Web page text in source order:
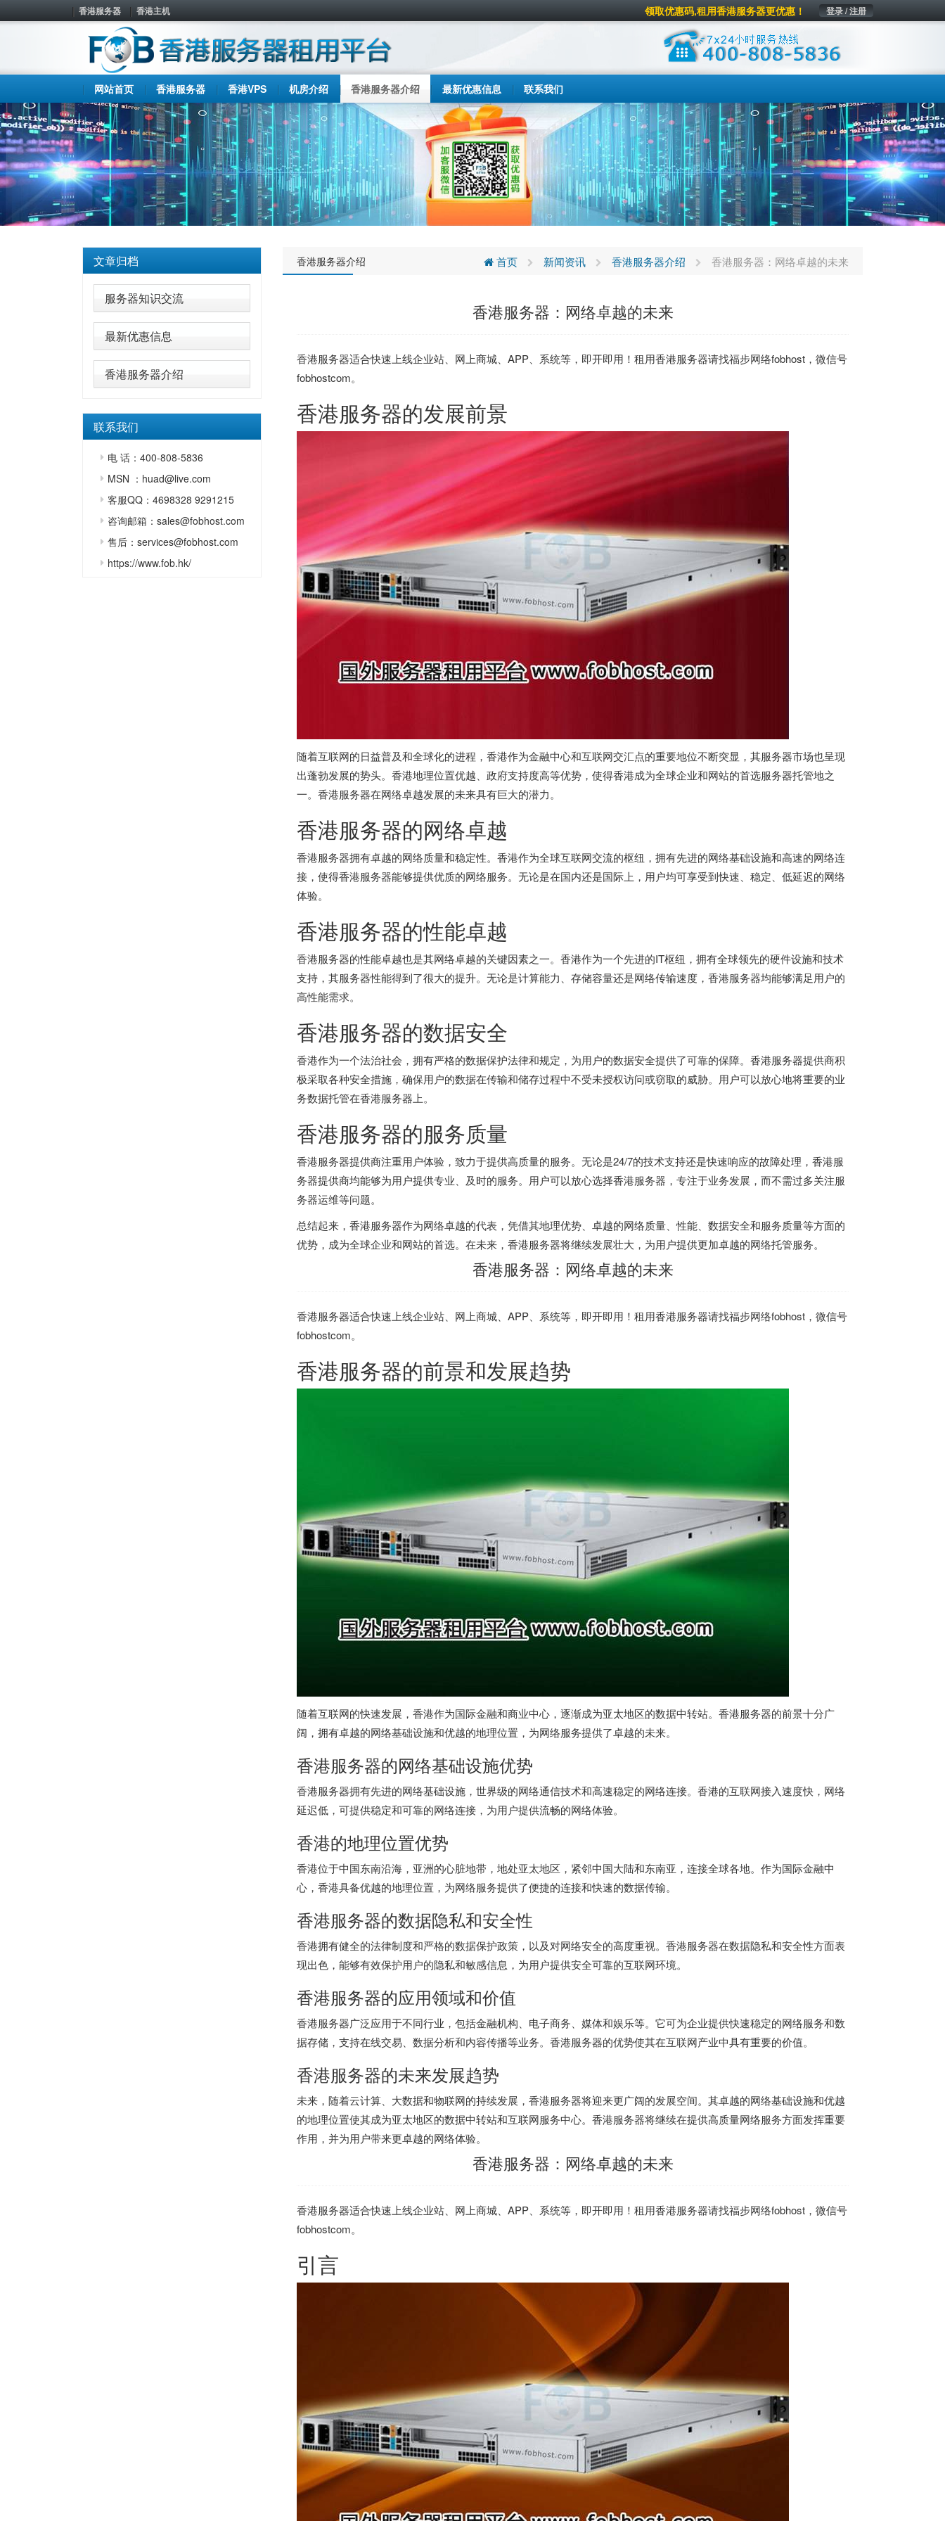
香港服务器 香港主机 登录 / 注册
领取优惠码,租用香港服务器更优惠！
网站首页 香港服务器 香港VPS 机房介绍 香港服务器介绍 最新优惠信息 联系我们
文章归档
服务器知识交流
最新优惠信息
香港服务器介绍
联系我们
电 话：400-808-5836
MSN ：huad@live.com
客服QQ：4698328 9291215
咨询邮箱：sales@fobhost.com
售后：services@fobhost.com
https://www.fob.hk/
香港服务器介绍 首页 新闻资讯 香港服务器介绍 香港服务器：网络卓越的未来
香港服务器：网络卓越的未来
香港服务器适合快速上线企业站、网上商城、APP、系统等，即开即用！租用香港服务器请找福步网络fobhost，微信号
fobhostcom。
香港服务器的发展前景
随着互联网的日益普及和全球化的进程，香港作为金融中心和互联网交汇点的重要地位不断突显，其服务器市场也呈现
出蓬勃发展的势头。香港地理位置优越、政府支持度高等优势，使得香港成为全球企业和网站的首选服务器托管地之
一。 香港服务器在网络卓越发展的未来具有巨大的潜力。
香港服务器的网络卓越
香港服务器拥有卓越的网络质量和稳定性。香港作为全球互联网交流的枢纽，拥有先进的网络基础设施和高速的网络连
接，使得香港服务器能够提供优质的网络服务。无论是在国内还是国际上，用户均可享受到快速、稳定、低延迟的网络
体验。
香港服务器的性能卓越
香港服务器的性能卓越也是其网络卓越的关键因素之一。香港作为一个先进的IT枢纽，拥有全球领先的硬件设施和技术
支持，其服务器性能得到了很大的提升。无论是计算能力、存储容量还是网络传输速度，香港服务器均能够满足用户的
高性能需求。
香港服务器的数据安全
香港作为一个法治社会，拥有严格的数据保护法律和规定，为用户的数据安全提供了可靠的保障。香港服务器提供商积
极采取各种安全措施，确保用户的数据在传输和储存过程中不受未授权访问或窃取的威胁。用户可以放心地将重要的业
务数据托管在香港服务器上。
香港服务器的服务质量
香港服务器提供商注重用户体验，致力于提供高质量的服务。无论是24/7的技术支持还是快速响应的故障处理，香港服
务器提供商均能够为用户提供专业、及时的服务。用户可以放心选择香港服务器，专注于业务发展，而不需过多关注服
务器运维等问题。
总结起来，香港服务器作为网络卓越的代表，凭借其地理优势、卓越的网络质量、性能、数据安全和服务质量等方面的
优势，成为全球企业和网站的首选。在未来，香港服务器将继续发展壮大，为用户提供更加卓越的网络托管服务。
香港服务器：网络卓越的未来
香港服务器适合快速上线企业站、网上商城、APP、系统等，即开即用！租用香港服务器请找福步网络fobhost，微信号
fobhostcom。
香港服务器的前景和发展趋势
随着互联网的快速发展，香港作为国际金融和商业中心，逐渐成为亚太地区的数据中转站。 香港服务器的前景十分广
阔，拥有卓越的网络基础设施和优越的地理位置，为网络服务提供了卓越的未来。
香港服务器的网络基础设施优势
香港服务器拥有先进的网络基础设施，世界级的网络通信技术和高速稳定的网络连接。香港的互联网接入速度快，网络
延迟低，可提供稳定和可靠的网络连接，为用户提供流畅的网络体验。
香港的地理位置优势
香港位于中国东南沿海，亚洲的心脏地带，地处亚太地区，紧邻中国大陆和东南亚，连接全球各地。作为国际金融中
心，香港具备优越的地理位置，为网络服务提供了便捷的连接和快速的数据传输。
香港服务器的数据隐私和安全性
香港拥有健全的法律制度和严格的数据保护政策，以及对网络安全的高度重视。 香港服务器在数据隐私和安全性方面表
现出色，能够有效保护用户的隐私和敏感信息，为用户提供安全可靠的互联网环境。
香港服务器的应用领域和价值
香港服务器广泛应用于不同行业，包括金融机构、电子商务、媒体和娱乐等。它可为企业提供快速稳定的网络服务和数
据存储，支持在线交易、数据分析和内容传播等业务。香港服务器的优势使其在互联网产业中具有重要的价值。
香港服务器的未来发展趋势
未来，随着云计算、大数据和物联网的持续发展，香港服务器将迎来更广阔的发展空间。其卓越的网络基础设施和优越
的地理位置使其成为亚太地区的数据中转站和互联网服务中心。香港服务器将继续在提供高质量网络服务方面发挥重要
作用，并为用户带来更卓越的网络体验。
香港服务器：网络卓越的未来
香港服务器适合快速上线企业站、网上商城、APP、系统等，即开即用！租用香港服务器请找福步网络fobhost，微信号
fobhostcom。
引言